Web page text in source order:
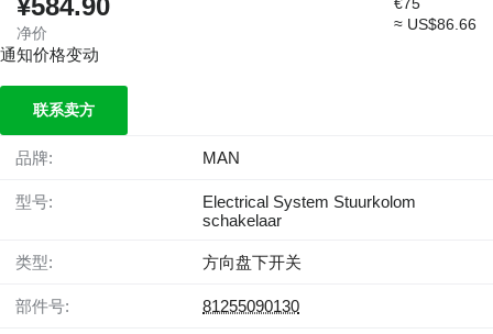
¥584.90
净价
€75
≈ US$86.66
通知价格变动
联系卖方
品牌: MAN
型号:
Electrical System Stuurkolom
schakelaar
类型: 方向盘下开关
部件号: 81255090130